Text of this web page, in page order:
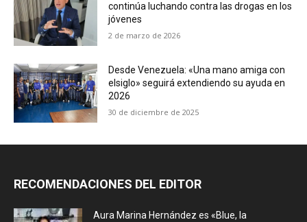
continúa luchando contra las drogas en los
jóvenes
2 de marzo de 2026
Desde Venezuela: «Una mano amiga con
elsiglo» seguirá extendiendo su ayuda en
2026
30 de diciembre de 2025
RECOMENDACIONES DEL EDITOR
Aura Marina Hernández es «Blue, la